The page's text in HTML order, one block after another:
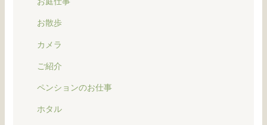
お散歩
カメラ
ご紹介
ペンションのお仕事
ホタル